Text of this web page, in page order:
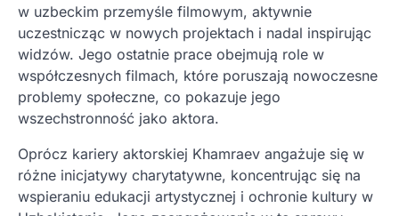
w uzbeckim przemyśle filmowym, aktywnie
uczestnicząc w nowych projektach i nadal inspirując
widzów. Jego ostatnie prace obejmują role w
współczesnych filmach, które poruszają nowoczesne
problemy społeczne, co pokazuje jego
wszechstronność jako aktora.
Oprócz kariery aktorskiej Khamraev angażuje się w
różne inicjatywy charytatywne, koncentrując się na
wspieraniu edukacji artystycznej i ochronie kultury w